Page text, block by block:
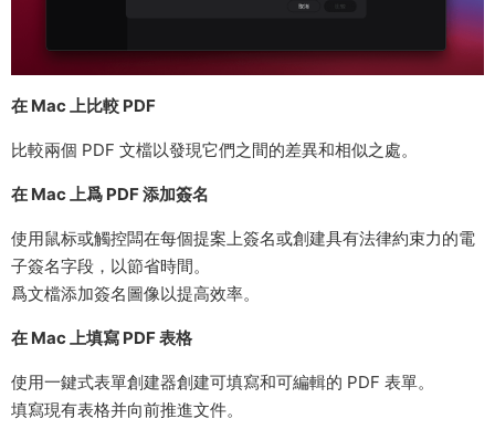
在 Mac 上比較 PDF
比較兩個 PDF 文檔以發現它們之間的差異和相似之處。
在 Mac 上爲 PDF 添加簽名
使用鼠标或觸控闆在每個提案上簽名或創建具有法律約束力的電
子簽名字段，以節省時間。
爲文檔添加簽名圖像以提高效率。
在 Mac 上填寫 PDF 表格
使用一鍵式表單創建器創建可填寫和可編輯的 PDF 表單。
填寫現有表格并向前推進文件。